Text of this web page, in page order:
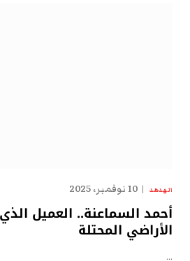
الهدهد 10 نوفمبر، 2025
أحمد السماعنة.. العميل
الأراضي المحتلة
…